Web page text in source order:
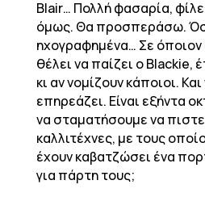
Blair… Πολλή φασαρία,
όμως. Θα προσπεράσω.
ηχογραφημένα… Σε
θέλει να παίζει ο Blackie,
κι αν νομίζουν κάποιοι. Και
επηρεάζει. Είναι εξήντα
να σταματήσουμε να
καλλιτέχνες, με τους
έχουν καβατζώσει ένα
για πάρτη τους;